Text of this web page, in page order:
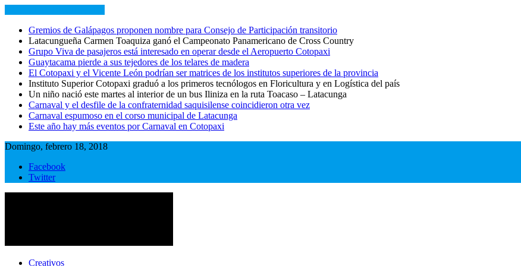
Gremios de Galápagos proponen nombre para Consejo de Participación transitorio
Latacungueña Carmen Toaquiza ganó el Campeonato Panamericano de Cross Country
Grupo Viva de pasajeros está interesado en operar desde el Aeropuerto Cotopaxi
Guaytacama pierde a sus tejedores de los telares de madera
El Cotopaxi y el Vicente León podrían ser matrices de los institutos superiores de la provincia
Instituto Superior Cotopaxi graduó a los primeros tecnólogos en Floricultura y en Logística del país
Un niño nació este martes al interior de un bus Iliniza en la ruta Toacaso – Latacunga
Carnaval y el desfile de la confraternidad saquisilense coincidieron otra vez
Carnaval espumoso en el corso municipal de Latacunga
Este año hay más eventos por Carnaval en Cotopaxi
Domingo, febrero 18, 2018
Facebook
Twitter
Cotopaxi Noticias
Primer periódico multimedia del centro del país
Creativos